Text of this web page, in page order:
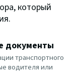
который
документы
транспортного
водителя или